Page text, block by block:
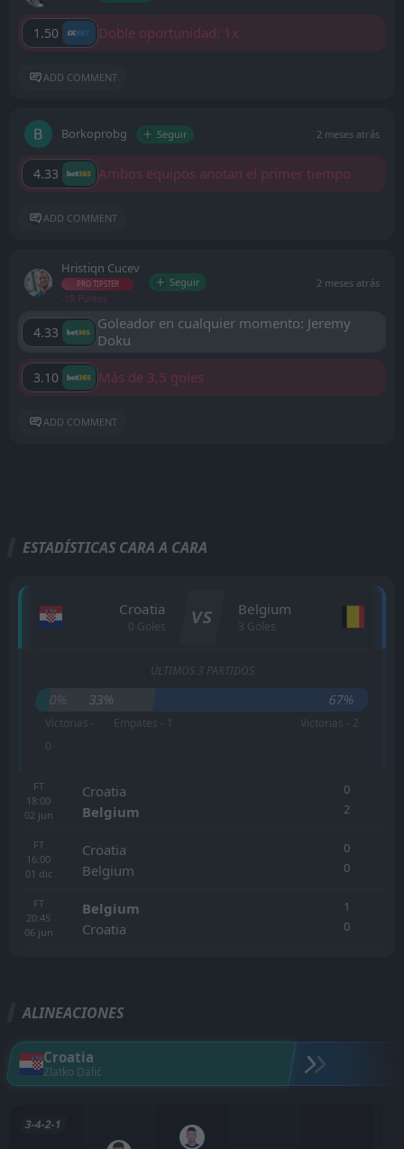
1.50 Doble oportunidad: 1x
ADD COMMENT
Borkoprobg Seguir 2 meses atrás
4.33 Ambos equipos anotan el primer tiempo
ADD COMMENT
Hristiqn Cucev
PRO TIPSTER
-10 Puntos
Seguir 2 meses atrás
4.33
Goleador en cualquier momento: Jeremy
Doku
3.10 Más de 3,5 goles
ADD COMMENT
ESTADÍSTICAS CARA A CARA
Croatia
0 Goles VS Belgium
3 Goles
ÚLTIMOS 3 PARTIDOS
0% 33% 67%
Victorias -
0
Empates - 1 Victorias - 2
FT
18:00
02 jun
Croatia
Belgium
0
2
FT
16:00
01 dic
Croatia
Belgium
0
0
FT
20:45
06 jun
Belgium
Croatia
1
0
ALINEACIONES
Croatia
Zlatko Dalić
3-4-2-1